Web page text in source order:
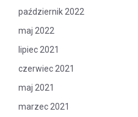
październik 2022
maj 2022
lipiec 2021
czerwiec 2021
maj 2021
marzec 2021